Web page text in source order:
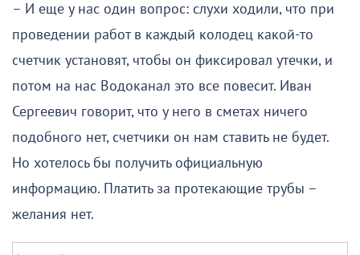
– И еще у нас один вопрос: слухи ходили, что при
проведении работ в каждый колодец какой-то
счетчик установят, чтобы он фиксировал утечки, и
потом на нас Водоканал это все повесит. Иван
Сергеевич говорит, что у него в сметах ничего
подобного нет, счетчики он нам ставить не будет.
Но хотелось бы получить официальную
информацию. Платить за протекающие трубы –
желания нет.